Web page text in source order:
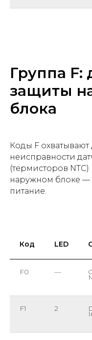
Группа F:
защиты
блока
Коды F
неисправности
(термисторов
наружном блоке —
питание.
Код LED
F0 —
F1 2